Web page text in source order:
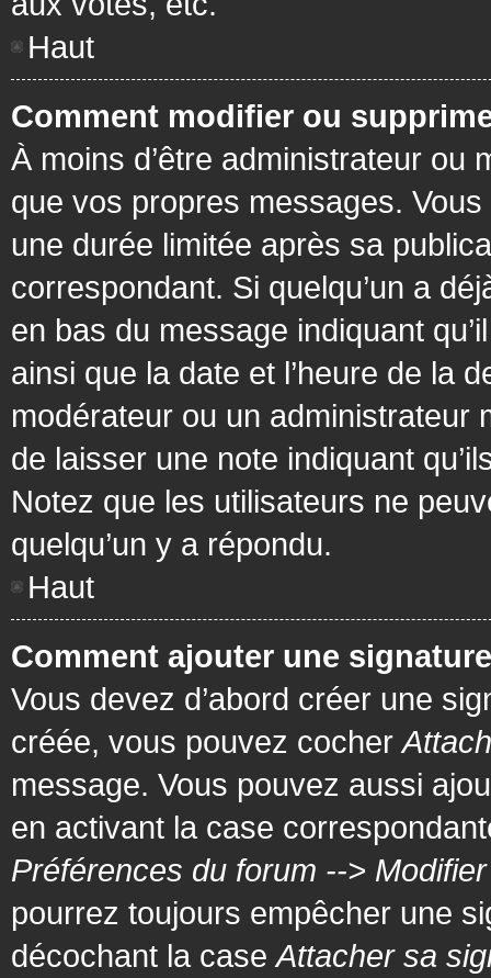
Haut
Comment modifier ou
À moins d’être administrateur ou
que vos propres messages.
une durée limitée après sa
correspondant. Si quelqu’un a
en bas du message indiquant
ainsi que la date et l’heure de la
modérateur ou un administrateur
de laisser une note indiquant
Notez que les utilisateurs ne
quelqu’un y a répondu.
Haut
Comment ajouter une
Vous devez d’abord créer une
créée, vous pouvez cocher
message. Vous pouvez aussi
en activant la case
Préférences du forum -->
pourrez toujours empêcher une
décochant la caseAttacher sa